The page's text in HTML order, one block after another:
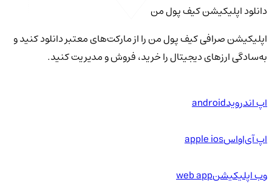
دانلود اپلیکیشن کیف‌ پول من
اپلیکیشن صرافی کیف پول من را از مارکت‌های معتبر دانلود کنید و
به‌سادگی ارزهای دیجیتال را خرید، فروش و مدیریت کنید.
اپ اندرویدandroid
اپ آی‌او‌اسapple ios
وب اپلیکیشنweb app